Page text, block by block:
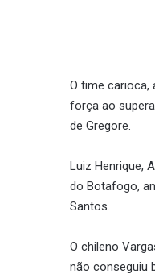
O time carioca,
força ao
de Gregore.
Luiz Henrique,
do Botafogo,
Santos.
O chileno
não conseguiu